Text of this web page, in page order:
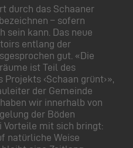
durch das Schaaner
– sofern
sein kann. Das neue
entlang der
gut. «Die
ist Teil des
‹Schaan grünt›»,
der Gemeinde
wir innerhalb von
der Böden
mit sich bringt:
natürliche Weise